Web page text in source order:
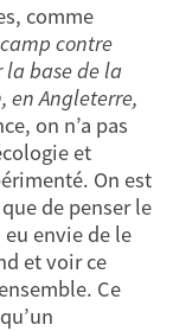
comme
contre
la base de la
en Angleterre,
on n’a pas
et
On est
de penser le
envie de le
et voir ce
Ce